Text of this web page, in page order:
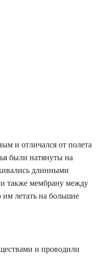
и отличался от полета
были натянуты на
длинными
также мембрану между
им летать на большие
и проводили